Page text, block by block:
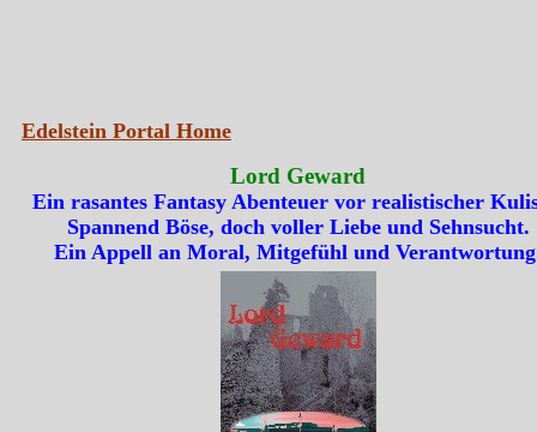
Edelstein Portal Home
Lord Geward
Ein rasantes Fantasy Abenteuer vor realistischer
Spannend Böse, doch voller Liebe und Sehnsucht.
Ein Appell an Moral, Mitgefühl und